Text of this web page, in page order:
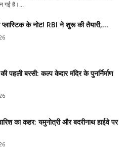
गई है।...
के नोट! RBI ने शुरू की तैयारी,...
पहली बरसी: कल्प केदार मंदिर के पुनर्निर्माण
का कहर: यमुनोत्री और बदरीनाथ हाईवे पर